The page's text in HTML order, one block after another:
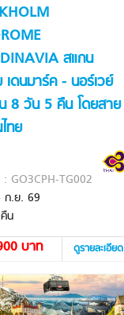
สแกน
เดนมาร์ค - นอร์เวย์
8 วัน 5 คืน โดยสาย
ทย
GO3CPH-TG002
.ย. 69
น
บาท ดูรายละเอียด